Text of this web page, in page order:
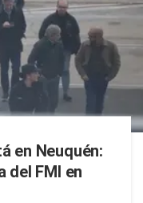
en Neuquén:
del FMI en